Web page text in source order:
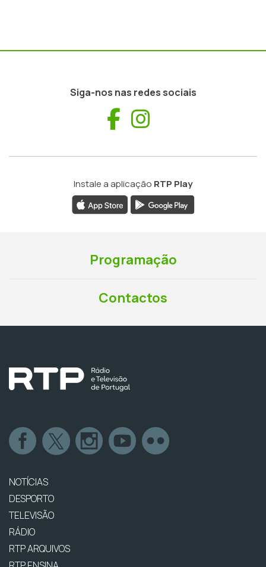
Siga-nos nas redes sociais
Facebook
Instale a aplicação RTP Play
Programação
Contactos
NOTÍCIAS
DESPORTO
TELEVISÃO
RÁDIO
RTP ARQUIVOS